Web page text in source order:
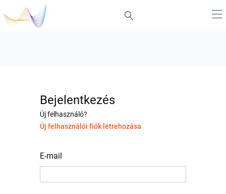
Bejelentkezés
Új felhasználó?
Új felhasználói fiók létrehozása
E-mail